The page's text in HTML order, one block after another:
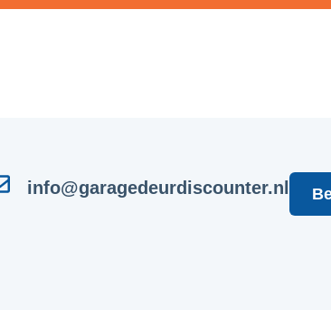
info@garagedeurdiscounter.nl